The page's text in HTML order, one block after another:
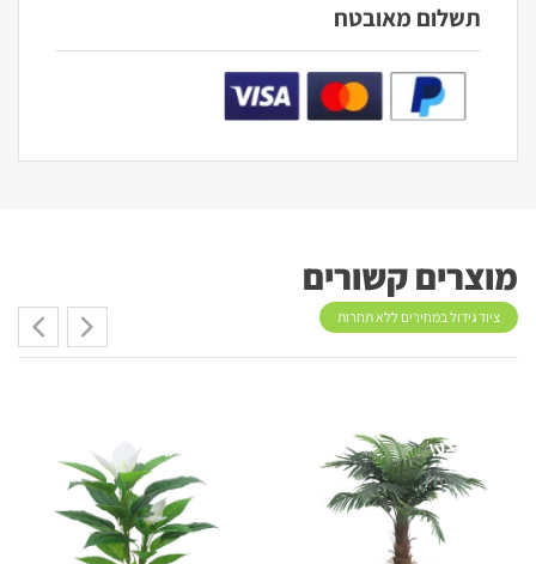
תשלום מאובטח
מוצרים קשורים
ציוד גידול במחירים ללא תחרות
מבצע!